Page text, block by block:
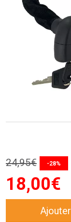
24,95€ -28%
18,00€
Ajouter